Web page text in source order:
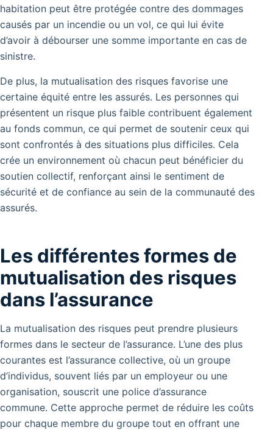
habitation peut être protégée contre des dommages
causés par un incendie ou un vol, ce qui lui évite
d’avoir à débourser une somme importante en cas de
sinistre.
De plus, la mutualisation des risques favorise une
certaine équité entre les assurés. Les personnes qui
présentent un risque plus faible contribuent également
au fonds commun, ce qui permet de soutenir ceux qui
sont confrontés à des situations plus difficiles. Cela
crée un environnement où chacun peut bénéficier du
soutien collectif, renforçant ainsi le sentiment de
sécurité et de confiance au sein de la communauté des
assurés.
Les différentes formes de
mutualisation des risques
dans l’assurance
La mutualisation des risques peut prendre plusieurs
formes dans le secteur de l’assurance. L’une des plus
courantes est l’assurance collective, où un groupe
d’individus, souvent liés par un employeur ou une
organisation, souscrit une police d’assurance
commune. Cette approche permet de réduire les coûts
pour chaque membre du groupe tout en offrant une